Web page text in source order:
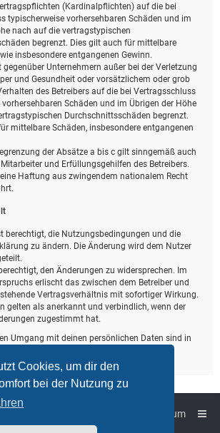
Cookies, um dir den
bei der Nutzung zu
(Kardinalpflichten) auf die bei
typischerweise vorhersehbaren Schäden und im
nach auf die vertragstypischen
begrenzt. Dies gilt auch für mittelbare
insbesondere entgangenen Gewinn.
Unternehmern außer bei der Verletzung
und Gesundheit oder vorsätzlichem oder grob
des Betreibers auf die bei Vertragsschluss
Schäden und im Übrigen der Höhe
Durchschnittsschäden begrenzt.
mittelbare Schäden, insbesondere entgangenen
der Absätze a bis c gilt sinngemäß auch
und Erfüllungsgehilfen des Betreibers.
Haftung aus zwingendem nationalem Recht
berechtigt, die Nutzungsbedingungen und die
zu ändern. Die Änderung wird dem Nutzer
den Änderungen zu widersprechen. Im
erlischt das zwischen dem Betreiber und
Vertragsverhältnis mit sofortiger Wirkung.
gelten als anerkannt und verbindlich, wenn der
zugestimmt hat.
Umgang mit deinen persönlichen Daten sind in
Impressum